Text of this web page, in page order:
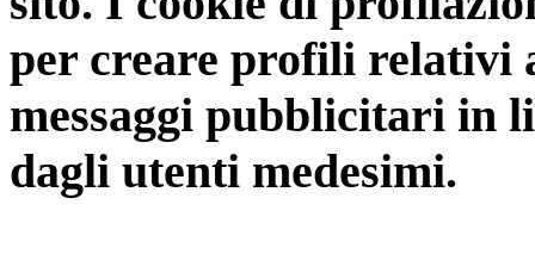
per creare profili relativi
messaggi pubblicitari in
dagli utenti medesimi.